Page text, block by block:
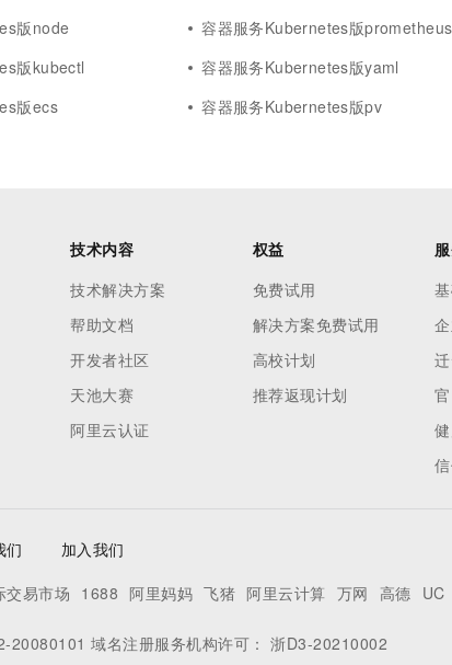
版node
容器服务Kubernetes版prometheus
版kubectl
容器服务Kubernetes版yaml
版ecs 容器服务Kubernetes版pv
技术内容
技术解决方案
帮助文档
开发者社区
天池大赛
阿里云认证
权益
免费试用
解决方案免费试用
高校计划
推荐返现计划
们
加入我们
交易市场 1688 阿里妈妈 飞猪 阿里云计算 万网 高德 UC
20080101 域名注册服务机构许可： 浙D3-20210002